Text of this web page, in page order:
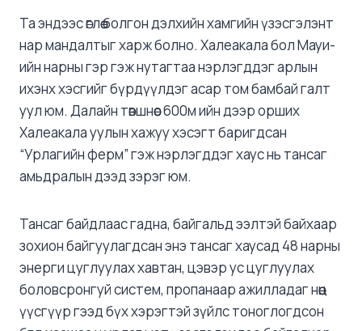
Та эндээс өглөө болгон дэлхийн хамгийн үзэсгэлэнт
нар мандалтыг харж болно. Халеакала бол Мауи-
ийн нарны гэр гэж нутагтаа нэрлэгддэг арлын
ихэнх хэсгийг бүрдүүлдэг асар том бамбай галт
уул юм. Далайн төвшнөөс 600м ийн дээр орших
Халеакала уулын хажуу хэсэгт баригдсан
“Урлагийн ферм” гэж нэрлэгддэг хаус нь тансаг
амьдралын дээд зэрэг юм.
Тансаг байдлаас гадна, байгальд ээлтэй байхаар
зохион байгуулагдсан энэ тансаг хаусад 48 нарны
энерги цуглуулах хавтан, цэвэр ус цуглуулах
боловсронгуй систем, пропанаар ажилладаг нөөц
үүсгүүр гээд бүх хэрэгтэй зүйлс тоноглогдсон